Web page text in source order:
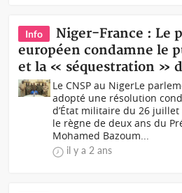
Info
Niger-France : Le
européen condamne le
et la « séquestration »
Le CNSP au NigerLe
adopté une résolution
d’État militaire du 26
le règne de deux ans du
Mohamed Bazoum...
il y a 2 ans